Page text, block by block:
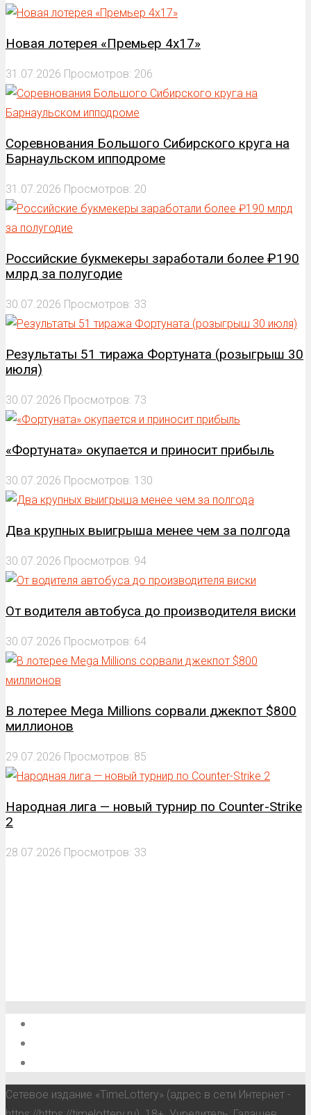
Новая лотерея «Премьер 4х17»
31.07.2026 Просмотров: 206
Соревнования Большого Сибирского круга на
Барнаульском ипподроме
31.07.2026 Просмотров: 20
Российские букмекеры заработали более ₽190
млрд за полугодие
30.07.2026 Просмотров: 33
Результаты 51 тиража Фортуната (розыгрыш 30
июля)
30.07.2026 Просмотров: 73
«Фортуната» окупается и приносит прибыль
30.07.2026 Просмотров: 130
Два крупных выигрыша менее чем за полгода
30.07.2026 Просмотров: 94
От водителя автобуса до производителя виски
30.07.2026 Просмотров: 64
В лотерее Mega Millions сорвали джекпот $800
миллионов
29.07.2026 Просмотров: 85
Народная лига — новый турнир по Counter-Strike
2
28.07.2026 Просмотров: 33
Сетевое издание «TimeLottery» (адрес в сети Интернет -